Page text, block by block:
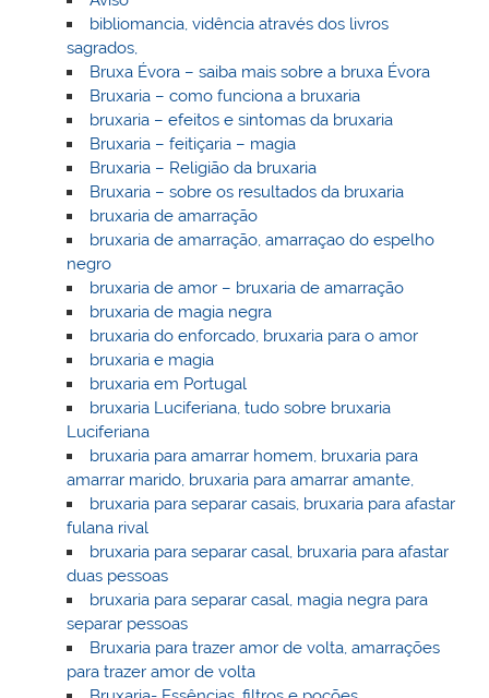
bibliomancia, vidência através dos livros
sagrados,
Bruxa Évora – saiba mais sobre a bruxa Évora
Bruxaria – como funciona a bruxaria
bruxaria – efeitos e sintomas da bruxaria
Bruxaria – feitiçaria – magia
Bruxaria – Religião da bruxaria
Bruxaria – sobre os resultados da bruxaria
bruxaria de amarração
bruxaria de amarração, amarraçao do espelho
negro
bruxaria de amor – bruxaria de amarração
bruxaria de magia negra
bruxaria do enforcado, bruxaria para o amor
bruxaria e magia
bruxaria em Portugal
bruxaria Luciferiana, tudo sobre bruxaria
Luciferiana
bruxaria para amarrar homem, bruxaria para
amarrar marido, bruxaria para amarrar amante,
bruxaria para separar casais, bruxaria para afastar
fulana rival
bruxaria para separar casal, bruxaria para afastar
duas pessoas
bruxaria para separar casal, magia negra para
separar pessoas
Bruxaria para trazer amor de volta, amarrações
para trazer amor de volta